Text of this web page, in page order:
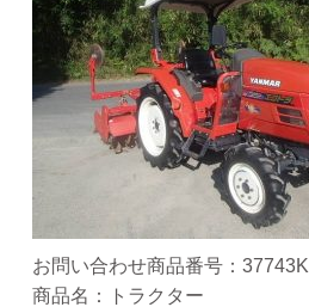
お問い合わせ商品番号：37743K
商品名：トラクター